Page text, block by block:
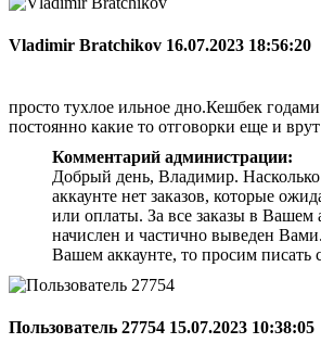
Vladimir Bratchikov 16.07.2023 18:56:20
просто тухлое ильное дно.Кешбек
постоянно какие то отговорки еще и врут
Комментарий администрации:
Добрый день, Владимир.
аккаунте нет заказов, которые
или оплаты. За все заказы в Вашем
начислен и частично выведен
Вашем аккаунте, то просим писать
Пользователь 27754 15.07.2023 10:38:05